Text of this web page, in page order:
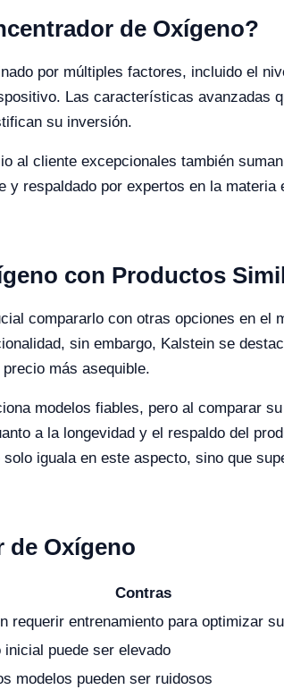
de Oxígeno?
por múltiples factores, incluido el
Las características avanzadas
su inversión.
al cliente excepcionales también
y respaldado por expertos en la
con Productos
compararlo con otras opciones en el
sin embargo, Kalstein se
más asequible.
modelos fiables, pero al comparar
a la longevidad y el respaldo del
iguala en este aspecto, sino que
de Oxígeno
Contras
requerir entrenamiento para optimizar
inicial puede ser elevado
modelos pueden ser ruidosos